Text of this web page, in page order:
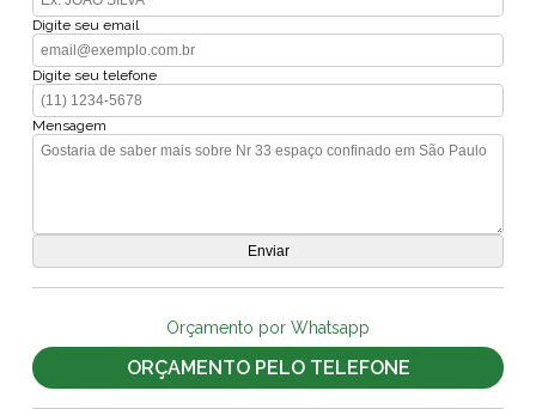
Digite seu email
Digite seu telefone
Mensagem
Orçamento por Whatsapp
ORÇAMENTO PELO TELEFONE